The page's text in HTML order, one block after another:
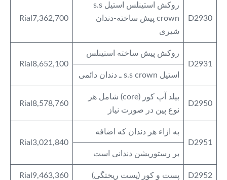
D2930
روکش استینلس استیل s.s
crown پیش ساخته-دندان
شیری
Rial7,362,700
D2931
روکش پیش ساخته استینلس
Rial8,652,100
استیل s.s crown ـ دندان دائمی
D2950
بیلد آپ کور (core) شامل هر
نوع پین در صورت نیاز
Rial8,578,760
D2951
به ازاء هر دندان که اضافه
Rial3,021,840
بر رستوریشن دندانی است
D2952 پست و کور (پست ریختگی) Rial9,463,360